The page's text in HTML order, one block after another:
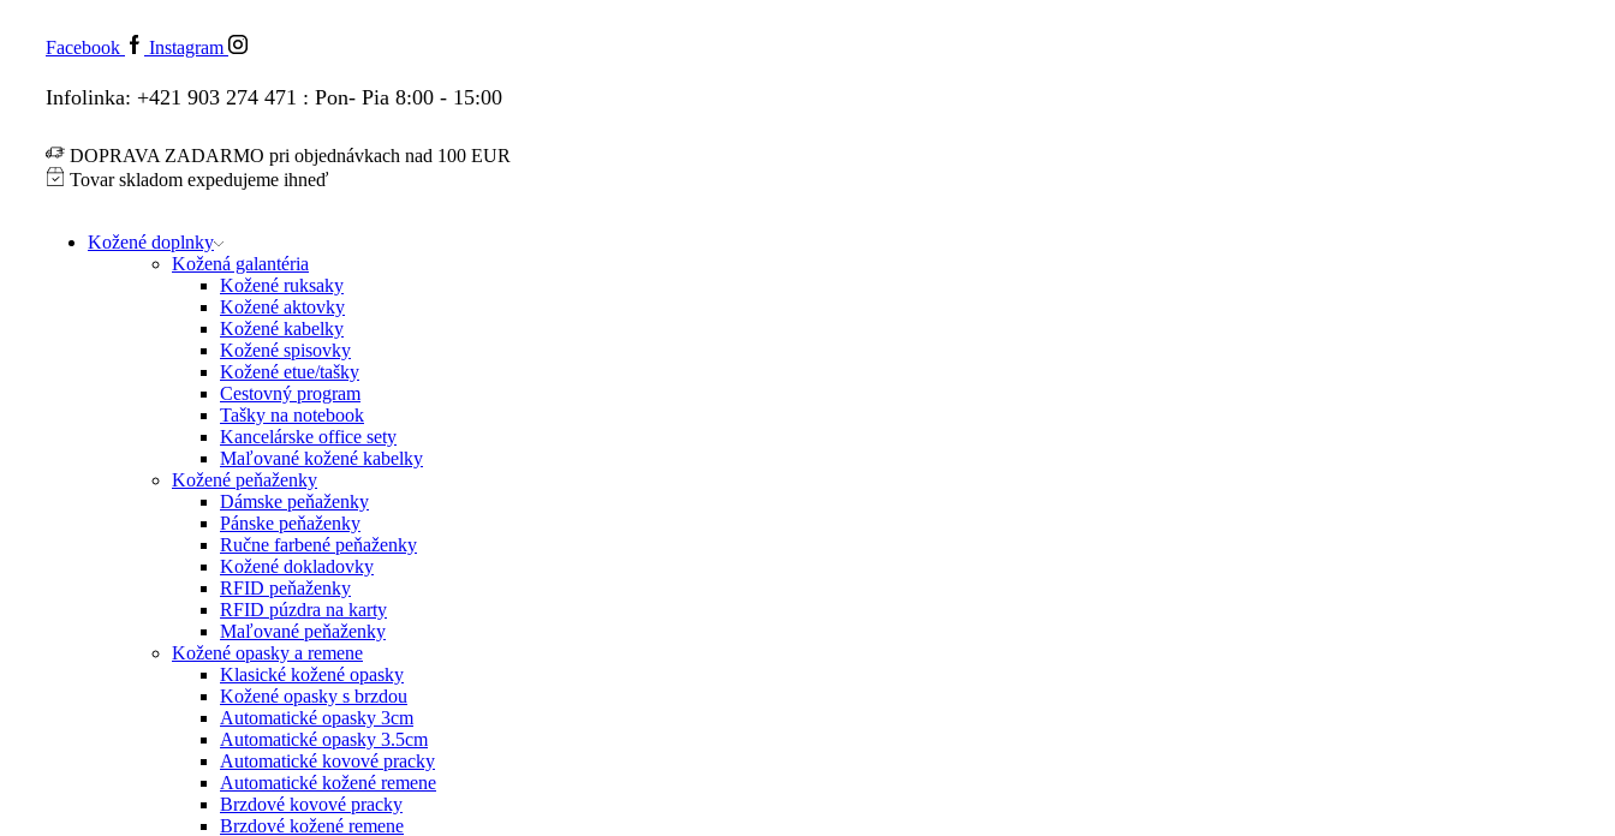
Facebook Instagram
Infolinka: +421 903 274 471 : Pon- Pia 8:00 - 15:00
DOPRAVA ZADARMO pri objednávkach nad 100 EUR
Tovar skladom expedujeme ihneď
Kožené doplnky
Kožená galantéria
Kožené ruksaky
Kožené aktovky
Kožené kabelky
Kožené spisovky
Kožené etue/tašky
Cestovný program
Tašky na notebook
Kancelárske office sety
Maľované kožené kabelky
Kožené peňaženky
Dámske peňaženky
Pánske peňaženky
Ručne farbené peňaženky
Kožené dokladovky
RFID peňaženky
RFID púzdra na karty
Maľované peňaženky
Kožené opasky a remene
Klasické kožené opasky
Kožené opasky s brzdou
Automatické opasky 3cm
Automatické opasky 3.5cm
Automatické kovové pracky
Automatické kožené remene
Brzdové kovové pracky
Brzdové kožené remene